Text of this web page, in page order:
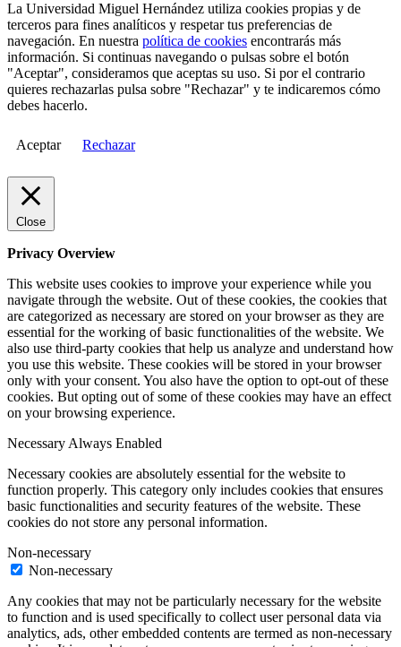
La Universidad Miguel Hernández utiliza cookies propias y de
terceros para fines analíticos y respetar tus preferencias de
navegación. En nuestra política de cookies encontrarás más
información. Si continuas navegando o pulsas sobre el botón
"Aceptar", consideramos que aceptas su uso. Si por el contrario
quieres rechazarlas pulsa sobre "Rechazar" y te indicaremos cómo
debes hacerlo.
Aceptar Rechazar
Close
Privacy Overview
This website uses cookies to improve your experience while you
navigate through the website. Out of these cookies, the cookies that
are categorized as necessary are stored on your browser as they are
essential for the working of basic functionalities of the website. We
also use third-party cookies that help us analyze and understand how
you use this website. These cookies will be stored in your browser
only with your consent. You also have the option to opt-out of these
cookies. But opting out of some of these cookies may have an effect
on your browsing experience.
Necessary Always Enabled
Necessary cookies are absolutely essential for the website to
function properly. This category only includes cookies that ensures
basic functionalities and security features of the website. These
cookies do not store any personal information.
Non-necessary
Non-necessary
Any cookies that may not be particularly necessary for the website
to function and is used specifically to collect user personal data via
analytics, ads, other embedded contents are termed as non-necessary